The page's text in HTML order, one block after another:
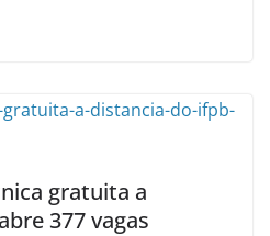
gratuita a
377 vagas